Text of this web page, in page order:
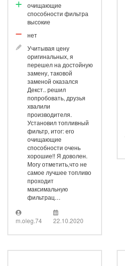
очищающие
способности фильтра
высокие
нет
Учитывая цену
оригинальных, я
перешел на достойную
замену, таковой
заменой оказался
Декст.. решил
попробовать, друзья
хвалили
производителя.
Установил топливный
фильтр, итог: его
очищающие
способности очень
хорошие!! Я доволен.
Могу отметить,что не
самое лучшее топливо
проходит
максимальную
фильтрац…
m.oleg.74 22.10.2020